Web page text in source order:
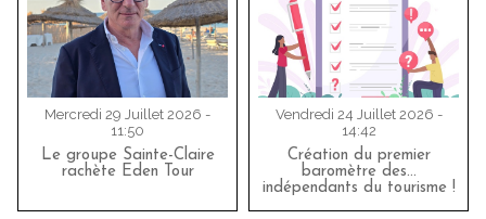
Mercredi 29 Juillet 2026 -
11:50
Le groupe Sainte-Claire
rachète Eden Tour
Vendredi 24 Juillet 2026 -
14:42
Création du premier
baromètre des…
indépendants du tourisme !